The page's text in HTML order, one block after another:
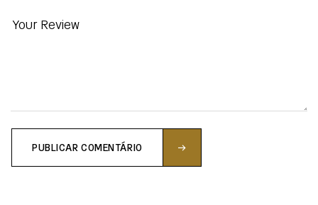
PUBLICAR COMENTÁRIO